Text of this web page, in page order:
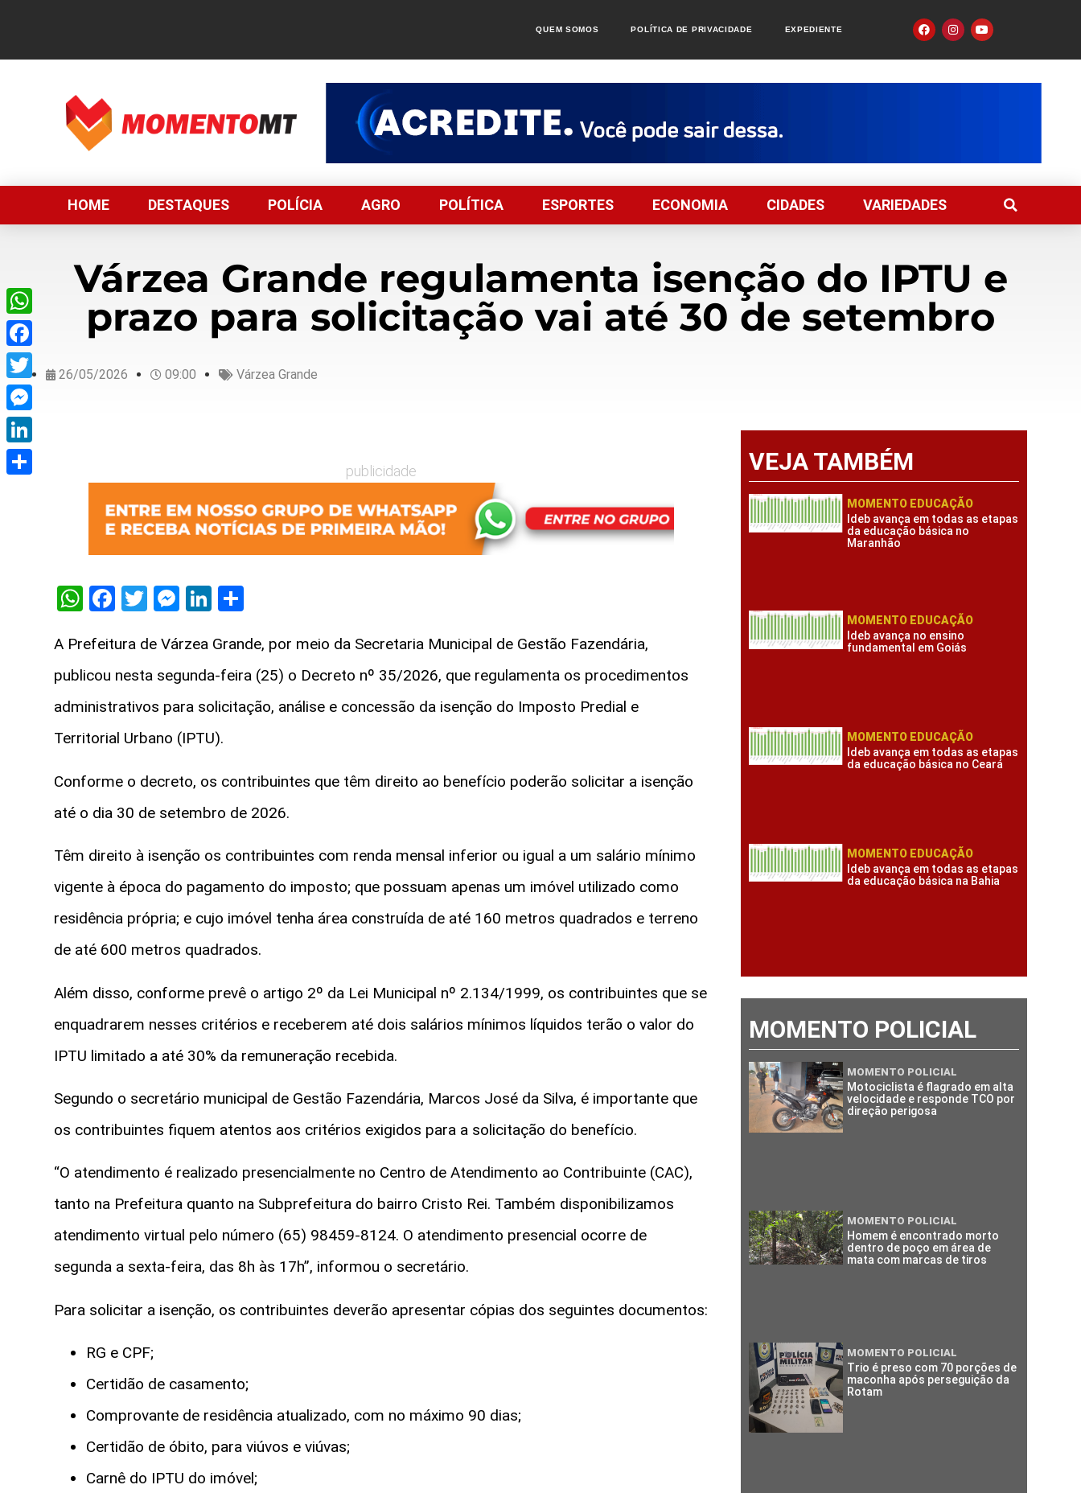
QUEM SOMOS POLÍTICA DE PRIVACIDADE EXPEDIENTE
HOME DESTAQUES POLÍCIA AGRO POLÍTICA ESPORTES ECONOMIA CIDADES VARIEDADES
Várzea Grande regulamenta isenção do IPTU e
prazo para solicitação vai até 30 de setembro
26/05/2026 09:00 Várzea Grande
publicidade
WhatsApp
Facebook
TwitterMessenger
LinkedIn
A Prefeitura de Várzea Grande, por meio da Secretaria Municipal de Gestão Fazendária,
publicou nesta segunda-feira (25) o Decreto nº 35/2026, que regulamenta os procedimentos
administrativos para solicitação, análise e concessão da isenção do Imposto Predial e
Territorial Urbano (IPTU).
Conforme o decreto, os contribuintes que têm direito ao benefício poderão solicitar a isenção
até o dia 30 de setembro de 2026.
Têm direito à isenção os contribuintes com renda mensal inferior ou igual a um salário mínimo
vigente à época do pagamento do imposto; que possuam apenas um imóvel utilizado como
residência própria; e cujo imóvel tenha área construída de até 160 metros quadrados e terreno
de até 600 metros quadrados.
Além disso, conforme prevê o artigo 2º da Lei Municipal nº 2.134/1999, os contribuintes que se
enquadrarem nesses critérios e receberem até dois salários mínimos líquidos terão o valor do
IPTU limitado a até 30% da remuneração recebida.
Segundo o secretário municipal de Gestão Fazendária, Marcos José da Silva, é importante que
os contribuintes fiquem atentos aos critérios exigidos para a solicitação do benefício.
“O atendimento é realizado presencialmente no Centro de Atendimento ao Contribuinte (CAC),
tanto na Prefeitura quanto na Subprefeitura do bairro Cristo Rei. Também disponibilizamos
atendimento virtual pelo número (65) 98459-8124. O atendimento presencial ocorre de
segunda a sexta-feira, das 8h às 17h”, informou o secretário.
Para solicitar a isenção, os contribuintes deverão apresentar cópias dos seguintes documentos:
RG e CPF;
Certidão de casamento;
Comprovante de residência atualizado, com no máximo 90 dias;
Certidão de óbito, para viúvos e viúvas;
Carnê do IPTU do imóvel;
VEJA TAMBÉM
MOMENTO EDUCAÇÃO
Ideb avança em todas as etapas
da educação básica no
Maranhão
MOMENTO EDUCAÇÃO
Ideb avança no ensino
fundamental em Goiás
MOMENTO EDUCAÇÃO
Ideb avança em todas as etapas
da educação básica no Ceará
MOMENTO EDUCAÇÃO
Ideb avança em todas as etapas
da educação básica na Bahia
MOMENTO POLICIAL
MOMENTO POLICIAL
Motociclista é flagrado em alta
velocidade e responde TCO por
direção perigosa
MOMENTO POLICIAL
Homem é encontrado morto
dentro de poço em área de
mata com marcas de tiros
MOMENTO POLICIAL
Trio é preso com 70 porções de
maconha após perseguição da
Rotam
WhatsApp
Facebook
Twitter
Messenger
LinkedIn